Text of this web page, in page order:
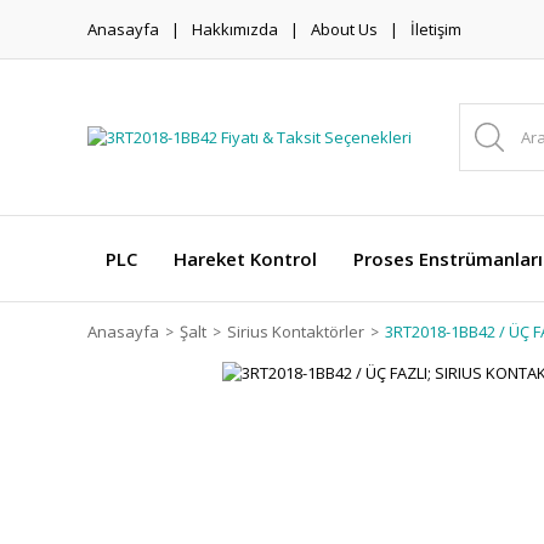
Anasayfa Hakkımızda About Us İletişim
PLC Hareket Kontrol Proses Enstrümanları
Anasayfa Şalt Sirius Kontaktörler 3RT2018-1BB42 / ÜÇ